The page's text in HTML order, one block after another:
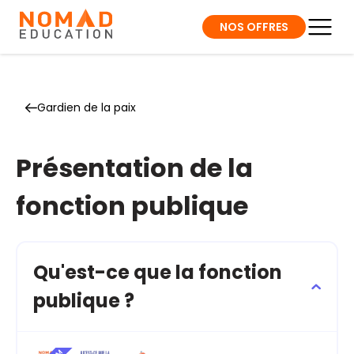
NOS OFFRES
Gardien de la paix
Présentation de la
fonction publique
Qu'est-ce que la fonction
publique ?